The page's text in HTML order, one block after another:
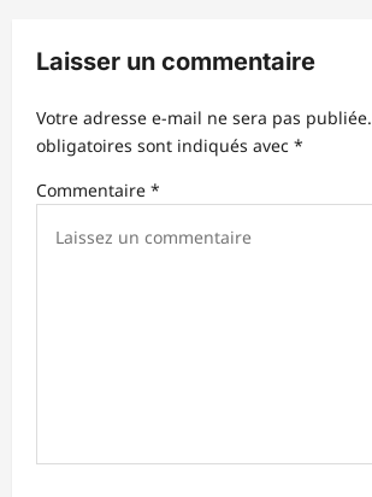
o
n
d
’
Laisser un commentaire
Votre adresse e-mail ne sera pas publiée.
obligatoires sont indiqués avec *
Commentaire *